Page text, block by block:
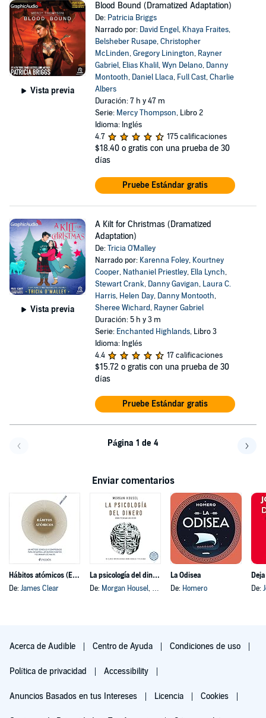
Vista previa
Blood Bound (Dramatized Adaptation)
De: Patricia Briggs
Narrado por: David Engel, Khaya Fraites,
Belsheber Rusape,Christopher
McLinden,Gregory Linington, Rayner
Gabriel, Elias Khalil,Wyn Delano, Danny
Montooth, Daniel Llaca, Full Cast,Charlie
Albers
Duración: 7 h y 47 m
Serie: Mercy Thompson, Libro 2
Idioma: Inglés
4.7
175 calificaciones
$18.40 o gratis con una prueba de 30
días
Pruebe Estándar gratis
Vista previa
A Kilt for Christmas (Dramatized
Adaptation)
De:Tricia O'Malley
Narrado por: Karenna Foley, Kourtney
Cooper, Nathaniel Priestley, Ella Lynch,
Stewart Crank, Danny Gavigan, Laura C.
Harris, Helen Day, Danny Montooth,
Sheree Wichard, Rayner Gabriel
Duración: 5 h y 3 m
Serie: Enchanted Highlands, Libro 3
Idioma: Inglés
4.4
17 calificaciones
$15.72 o gratis con una prueba de 30
días
Pruebe Estándar gratis
Página 1 de 4
Enviar comentarios
Hábitos atómicos (Español neutro)
De: James Clear
La psicología del dinero
De: Morgan Housel, y otros
La Odisea
De: Homero
De:
Acerca de Audible Centro de Ayuda Condiciones de uso
Política de privacidad Accessibility
Anuncios Basados en tus Intereses Licencia Cookies